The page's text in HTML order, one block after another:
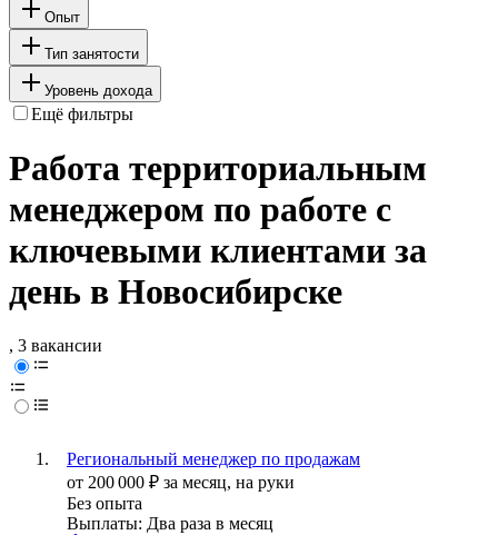
Опыт
Тип занятости
Уровень дохода
Ещё фильтры
Работа территориальным
менеджером по работе с
ключевыми клиентами за
день в Новосибирске
, 3 вакансии
Региональный менеджер по продажам
от 200 000 ₽ за месяц, на руки
Без опыта
Выплаты: Два раза в месяц